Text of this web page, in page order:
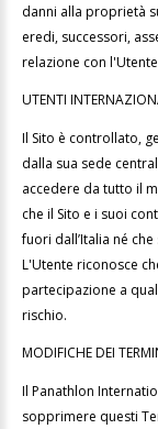
danni alla proprietà
eredi, successori,
relazione con
UTENTI
Il Sito è controllato,
dalla sua sede
accedere da tutto il
che il Sito e i suoi
fuori dall’Italia né
L'Utente riconosce
partecipazione a
rischio.
MODIFICHE DEI
Il Panathlon
sopprimere questi